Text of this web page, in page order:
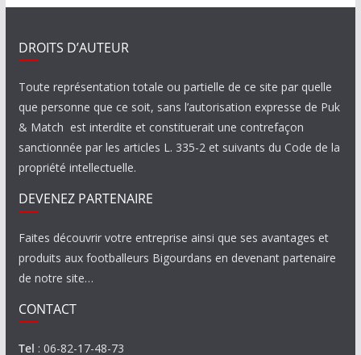
DROITS D’AUTEUR
Toute représentation totale ou partielle de ce site par quelle
que personne que ce soit, sans l’autorisation expresse de Puk
& Match est interdite et constituerait une contrefaçon
sanctionnée par les articles L. 335-2 et suivants du Code de la
propriété intellectuelle.
DEVENEZ PARTENAIRE
Faites découvrir votre entreprise ainsi que ses avantages et
produits aux footballeurs Bigourdans en devenant partenaire
de notre site…
CONTACT
Tel : 06-82-17-48-73